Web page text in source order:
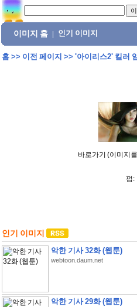
이미지 홈 인기 이미지
홈>> 이전 페이지 >> '아이리스2' 킬러
바로가기 (이미지
펌:
인기 이미지
악한 기사 32화 (웹툰)
webtoon.daum.net
악한 기사 29화 (웹툰)